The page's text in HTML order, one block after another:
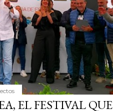
EL FESTIVAL QUE